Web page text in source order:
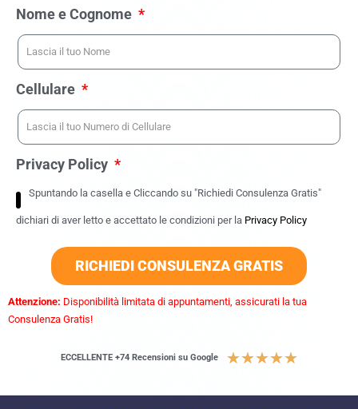
Nome e Cognome
Cellulare
Privacy Policy
Spuntando la casella e Cliccando su "Richiedi Consulenza Gratis"
dichiari di aver letto e accettato le condizioni per la Privacy Policy
RICHIEDI CONSULENZA GRATIS
Attenzione: Disponibilità limitata di appuntamenti, assicurati la tua
Consulenza Gratis!
ECCELLENTE +74 Recensioni su Google ★★★★★